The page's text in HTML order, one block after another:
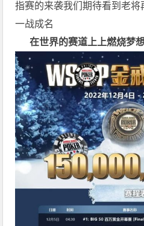
指赛的来袭我们期待看到老
一战成名
在世界的赛道上上燃烧梦